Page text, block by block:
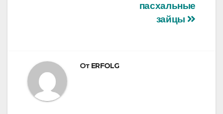
пасхальные
зайцы
От ERFOLG